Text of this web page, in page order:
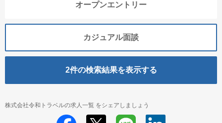
オープンエントリー
カジュアル面談
2件の検索結果を表示する
株式会社令和トラベルの求人一覧 をシェアしましょう